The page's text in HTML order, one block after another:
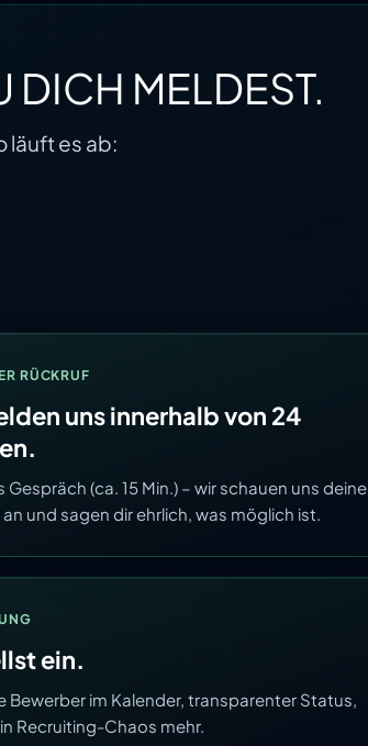
DICH MELDEST.
läuft es ab:
RÜCKRUF
uns innerhalb von 24
Gespräch (ca. 15 Min.) – wir schauen uns deine
und sagen dir ehrlich, was möglich ist.
ein.
Bewerber im Kalender, transparenter Status,
Recruiting-Chaos mehr.